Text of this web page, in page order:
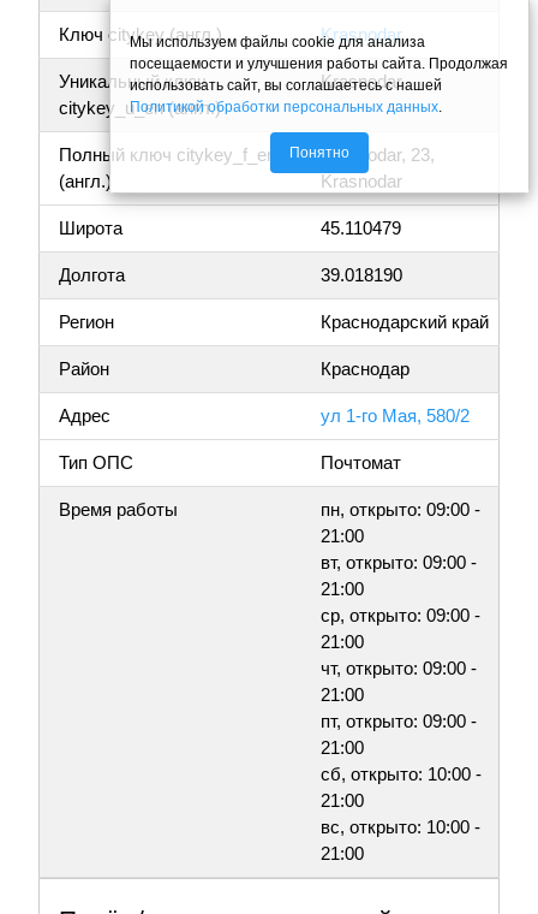
Ключ citykey (англ.) Krasnodar
Уникальный ключ
citykey_u_en (англ.)
Krasnodar
Полный ключ citykey_f_en
(англ.)
Krasnodar, 23,
Krasnodar
Широта 45.110479
Долгота 39.018190
Регион Краснодарский край
Район Краснодар
Адрес ул 1-го Мая, 580/2
Тип ОПС Почтомат
Время работы
пн, открыто: 09:00 -
21:00
вт, открыто: 09:00 -
21:00
ср, открыто: 09:00 -
21:00
чт, открыто: 09:00 -
21:00
пт, открыто: 09:00 -
21:00
сб, открыто: 10:00 -
21:00
вс, открыто: 10:00 -
21:00
Мы используем файлы cookie для анализа
посещаемости и улучшения работы сайта. Продолжая
использовать сайт, вы соглашаетесь с нашей
Политикой обработки персональных данных.
Понятно